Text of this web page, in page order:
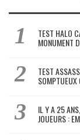
TEST HALO
MONUMENT
TEST
IL Y A 25
JOUEURS :